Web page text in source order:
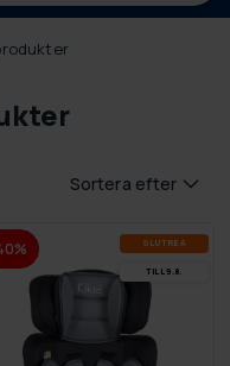
Sortera efter
SLUT­REA
TILL 9.8.